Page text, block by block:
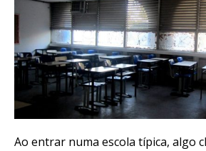
Ao entrar numa escola típica, algo